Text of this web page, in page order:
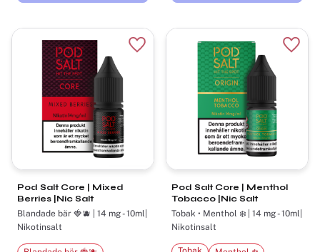
Pod Salt Core | Mixed
Berries |Nic Salt
Blandade bär 🍓🫐 | 14 mg - 10ml|
Nikotinsalt
Lägg till i favoriter
Pod Salt Core | Menthol
Tobacco |Nic Salt
Tobak • Menthol ❄️ | 14 mg - 10ml|
Nikotinsalt